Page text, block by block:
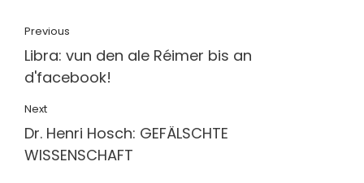
Previous
Libra: vun den ale Réimer bis an
d'facebook!
Next
Dr. Henri Hosch: GEFÄLSCHTE
WISSENSCHAFT